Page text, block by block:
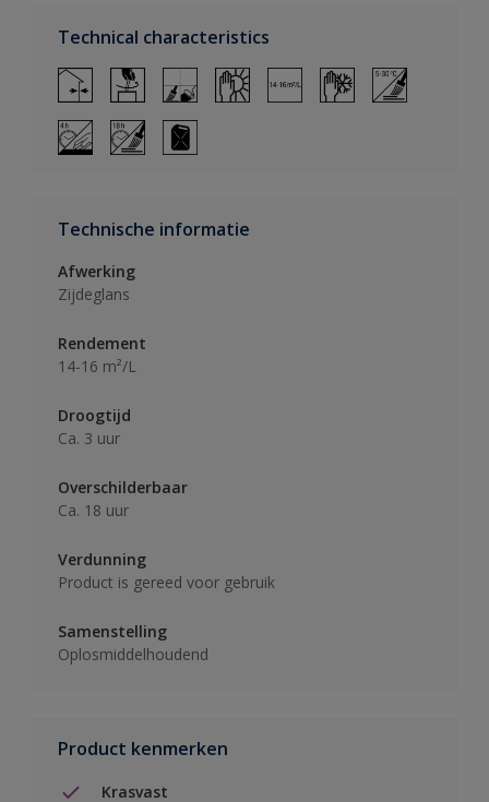
Technical characteristics
Technische informatie
Afwerking
Zijdeglans
Rendement
14-16 m²/L
Droogtijd
Ca. 3 uur
Overschilderbaar
Ca. 18 uur
Verdunning
Product is gereed voor gebruik
Samenstelling
Oplosmiddelhoudend
Product kenmerken
Krasvast